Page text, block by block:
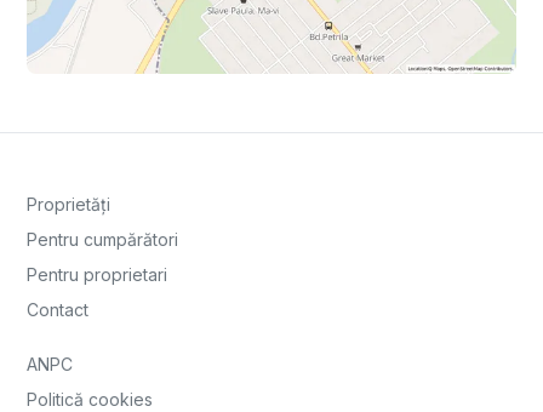
Proprietăți
Pentru cumpărători
Pentru proprietari
Contact
ANPC
Politică cookies